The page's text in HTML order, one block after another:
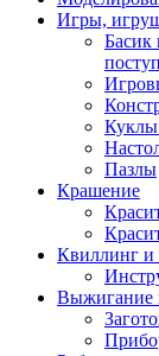
Игры,
Куклы
Пазлы
Крашение
Квиллинг и
Выжигание